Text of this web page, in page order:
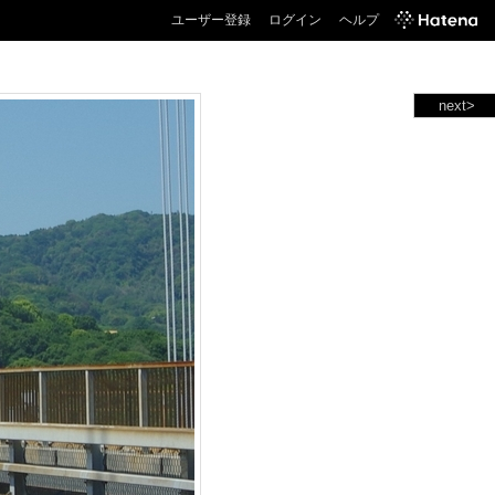
ユーザー登録 ログイン ヘルプ
next>